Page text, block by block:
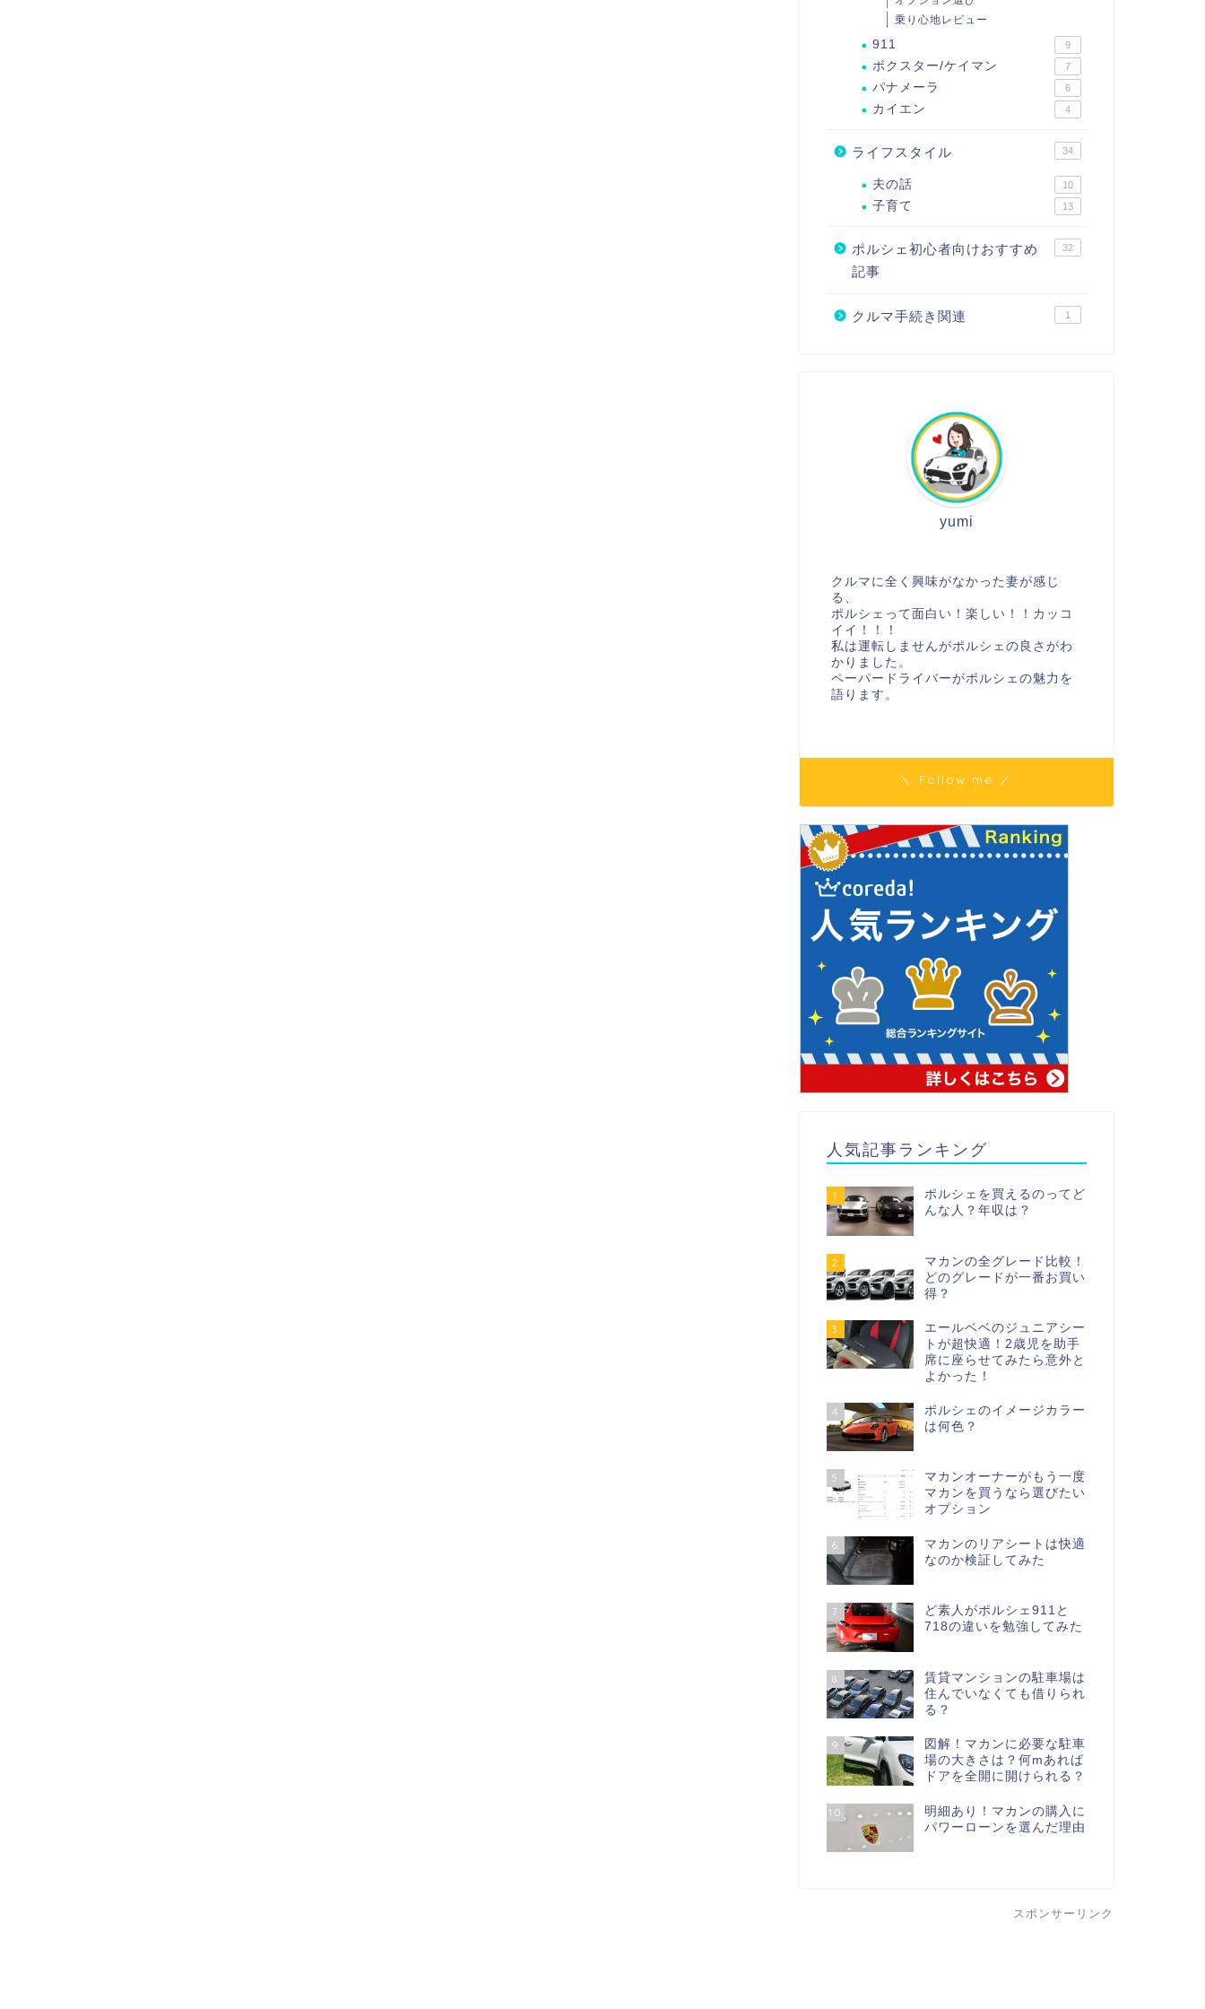
乗り心地レビュー
911 9
ボクスター/ケイマン 7
パナメーラ 6
カイエン 4
ライフスタイル 34
夫の話 10
子育て 13
ポルシェ初心者向けおすすめ
記事
32
クルマ手続き関連 1
yumi
クルマに全く興味がなかった妻が感じ
る、
ポルシェって面白い！楽しい！！カッコ
イイ！！！
私は運転しませんがポルシェの良さがわ
かりました。
ペーパードライバーがポルシェの魅力を
語ります。
＼ Follow me ／
人気記事ランキング
1
ポルシェを買えるのってど
んな人？年収は？
2
マカンの全グレード比較！
どのグレードが一番お買い
得？
3
エールベベのジュニアシー
トが超快適！2歳児を助手
席に座らせてみたら意外と
よかった！
4
ポルシェのイメージカラー
は何色？
5
マカンオーナーがもう一度
マカンを買うなら選びたい
オプション
6
マカンのリアシートは快適
なのか検証してみた
7
ど素人がポルシェ911と
718の違いを勉強してみた
8
賃貸マンションの駐車場は
住んでいなくても借りられ
る？
9
図解！マカンに必要な駐車
場の大きさは？何mあれば
ドアを全開に開けられる？
10
明細あり！マカンの購入に
パワーローンを選んだ理由
スポンサーリンク